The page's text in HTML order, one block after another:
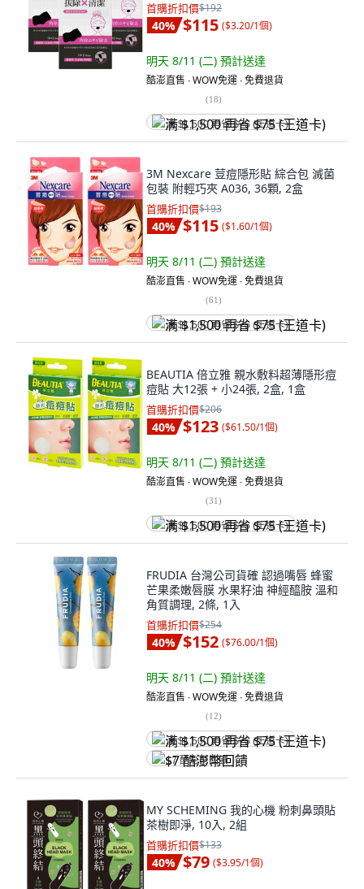
首購折扣價$192
40% $115 ($3.20/1個)
明天 8/11 (二) 預計送達
酷澎直售 ∙ WOW免運 ∙ 免費退貨
(18)
满 $1,500 再省 $75 (王道卡)
3M Nexcare 荳痘隱形貼 綜合包 滅菌
包裝 附輕巧夾 A036, 36顆, 2盒
首購折扣價$193
40% $115 ($1.60/1個)
明天 8/11 (二) 預計送達
酷澎直售 ∙ WOW免運 ∙ 免費退貨
(61)
满 $1,500 再省 $75 (王道卡)
BEAUTIA 倍立雅 親水敷料超薄隱形痘
痘貼 大12張 + 小24張, 2盒, 1盒
首購折扣價$206
40% $123 ($61.50/1個)
明天 8/11 (二) 預計送達
酷澎直售 ∙ WOW免運 ∙ 免費退貨
(31)
满 $1,500 再省 $75 (王道卡)
FRUDIA 台灣公司貨確 認過嘴唇 蜂蜜
芒果柔嫩唇膜 水果籽油 神經醯胺 溫和
角質調理, 2條, 1入
首購折扣價$254
40% $152 ($76.00/1個)
明天 8/11 (二) 預計送達
酷澎直售 ∙ WOW免運 ∙ 免費退貨
(12)
满 $1,500 再省 $75 (王道卡)
$7 酷澎幣回饋
MY SCHEMING 我的心機 粉刺鼻頭貼
茶樹即淨, 10入, 2組
首購折扣價$133
40% $79 ($3.95/1個)